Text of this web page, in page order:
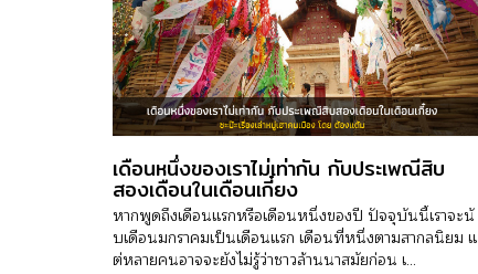
เดือนหนึ่งของเราไม่เท่ากัน กับประเพณีสิบ
สองเดือนในเดือนเกี๋ยง
หากพูดถึงเดือนแรกหรือเดือนหนึ่งของปี ปัจจุบันนี้เราจะนั
บเดือนมกราคมเป็นเดือนแรก เดือนที่หนึ่งตามสากลนิยม แ
ต่หลายคนอาจจะยังไม่รู้ว่าชาวล้านนาสมัยก่อน เ...